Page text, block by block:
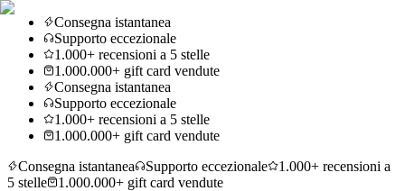
Consegna istantanea
Supporto eccezionale
1.000+ recensioni a 5 stelle
1.000.000+ gift card vendute
Consegna istantanea
Supporto eccezionale
1.000+ recensioni a 5 stelle
1.000.000+ gift card vendute
Consegna istantanea
Supporto eccezionale
1.000+ recensioni a
5 stelle
1.000.000+ gift card vendute